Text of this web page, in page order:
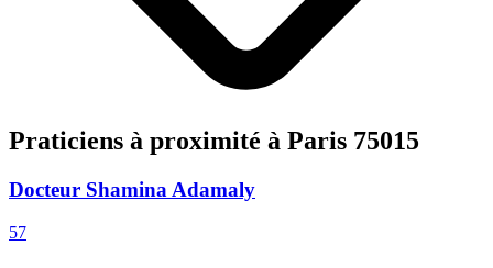
Praticiens à proximité à Paris 75015
Docteur Shamina Adamaly
57